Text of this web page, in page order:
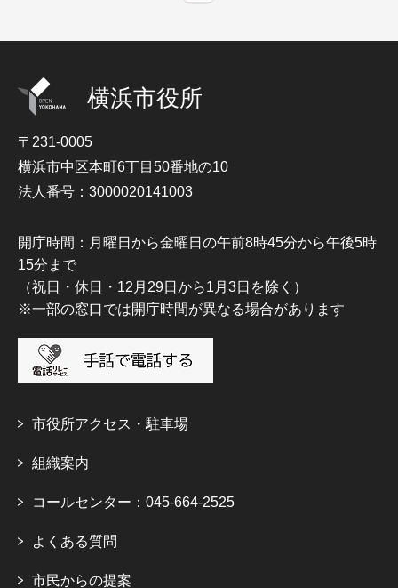
横浜市役所
〒231-0005
横浜市中区本町6丁目50番地の10
法人番号：3000020141003
開庁時間：月曜日から金曜日の午前8時45分から午後5時
15分まで
（祝日・休日・12月29日から1月3日を除く）
※一部の窓口では開庁時間が異なる場合があります
市役所アクセス・駐車場
組織案内
コールセンター：045-664-2525
よくある質問
市民からの提案